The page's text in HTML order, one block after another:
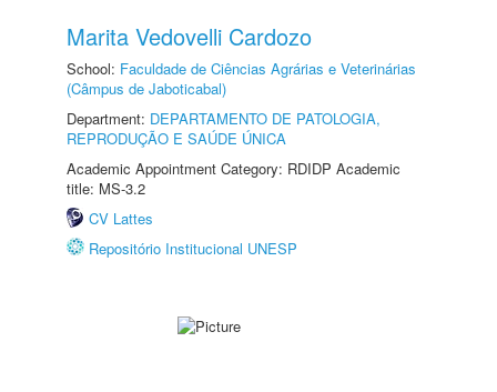
Marita Vedovelli Cardozo
School: Faculdade de Ciências Agrárias e Veterinárias
(Câmpus de Jaboticabal)
Department: DEPARTAMENTO DE PATOLOGIA,
REPRODUÇÃO E SAÚDE ÚNICA
Academic Appointment Category: RDIDP Academic
title: MS-3.2
CV Lattes
Repositório Institucional UNESP